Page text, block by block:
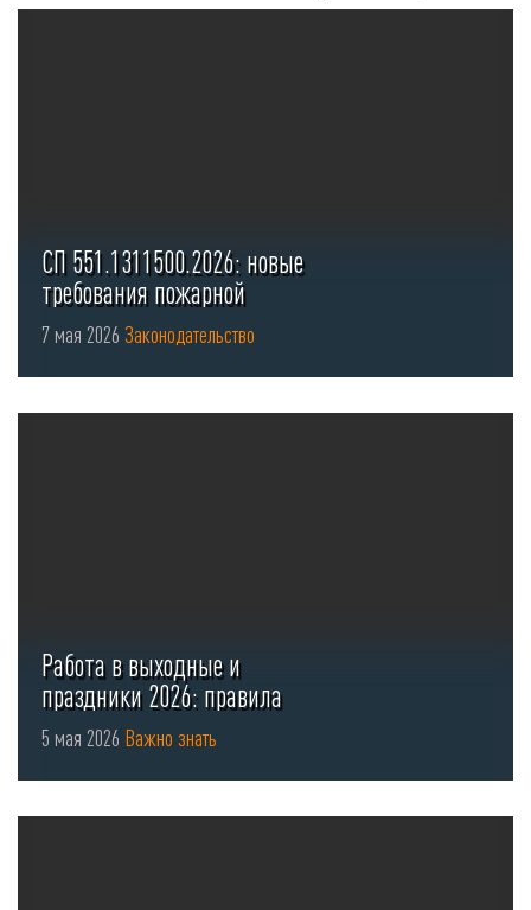
СП 551.1311500.2026: новые
требования пожарной
безопасности для стоянок ...
7 мая 2026 Законодательство
Работа в выходные и
праздники 2026: правила
оформления ...
5 мая 2026 Важно знать